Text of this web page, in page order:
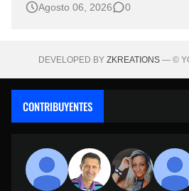
obras no necesitan levantar la voz
Agosto 06, 2026 0
DEVELOPED BY ZKREATIONS— ©
CONTRIBUYENTES